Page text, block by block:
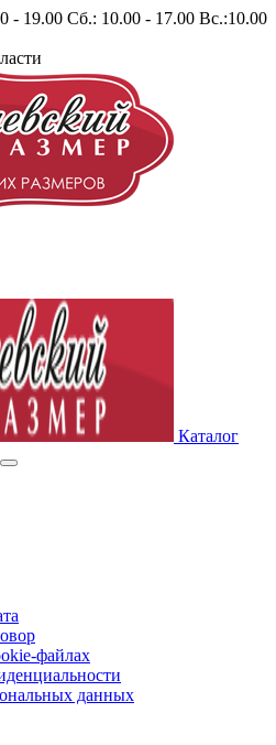
19.00 Сб.: 10.00 - 17.00 Вс.:10.00
Каталог
файлах
данных